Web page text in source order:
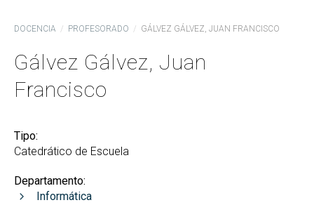
DOCENCIA PROFESORADO GÁLVEZ GÁLVEZ, JUAN FRANCISCO
Gálvez Gálvez, Juan
Francisco
Tipo:
Catedrático de Escuela
Departamento:
Informática